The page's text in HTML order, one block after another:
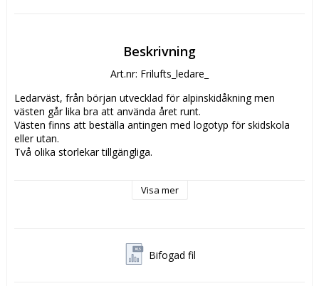
Beskrivning
Art.nr: Frilufts_ledare_
Ledarväst, från början utvecklad för alpinskidåkning men
västen går lika bra att använda året runt.
Västen finns att beställa antingen med logotyp för skidskola
eller utan.
Två olika storlekar tillgängliga.
formuläret och maila formuläret sedan till angiven e-post.
Visa mer
Bifogad fil